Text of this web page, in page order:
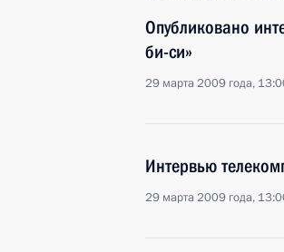
Опубликовано
би-си»
29 марта 2009 года,
Интервью
29 марта 2009 года,